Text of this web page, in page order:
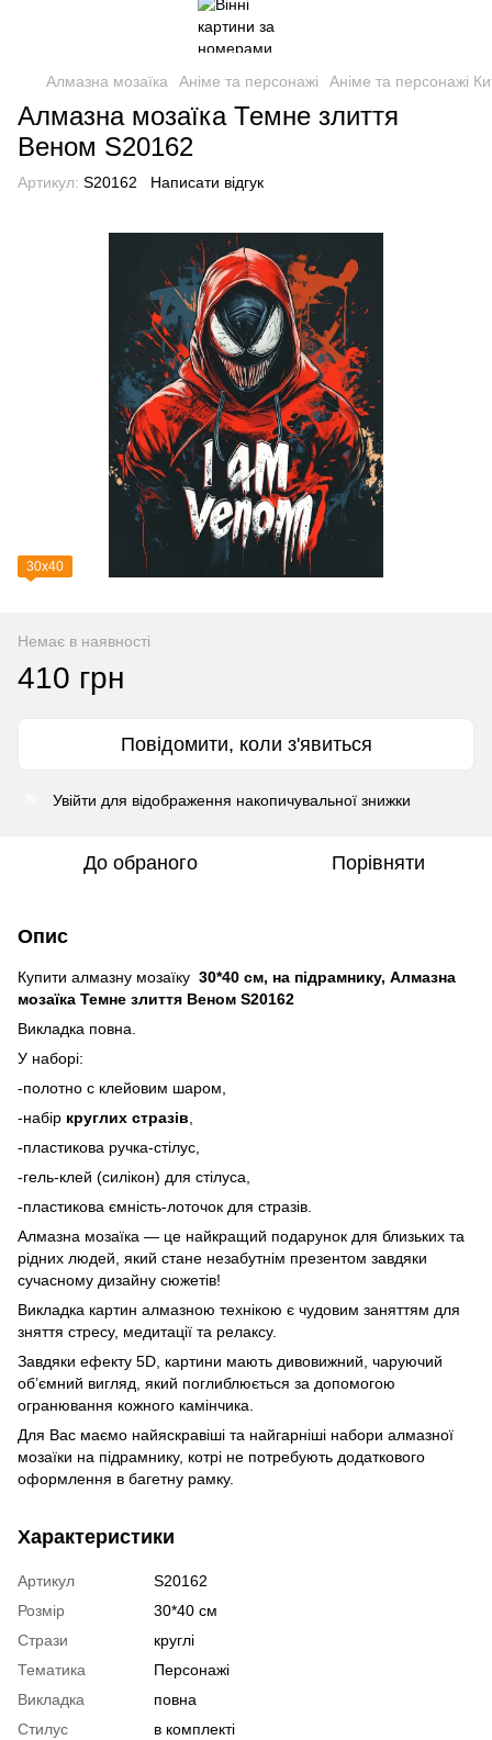
Алмазна мозаїка Аніме та персонажі Аніме та персонажі
Алмазна мозаїка Темне злиття
Веном S20162
Артикул: S20162 Написати відгук
30х40
Немає в наявності
410 грн
Повідомити, коли з'явиться
Увійти для відображення накопичувальної знижки
До обраного Порівняти
Опис
Купити алмазну мозаїку 30*40 см, на підрамнику, Алмазна
мозаїка Темне злиття Веном S20162
Викладка повна.
У наборі:
-полотно с клейовим шаром,
-набір круглих стразів
-пластикова ручка-стілус,
-гель-клей (силікон) для стілуса,
-пластикова ємність-лоточок для стразів.
Алмазна мозаїка — це найкращий подарунок для близьких та
рідних людей, який стане незабутнім презентом завдяки
сучасному дизайну сюжетів!
Викладка картин алмазною технікою є чудовим заняттям для
зняття стресу, медитації та релаксу.
Завдяки ефекту 5D, картини мають дивовижний, чаруючий
об’ємний вигляд, який поглиблюється за допомогою
огранювання кожного камінчика.
Для Вас маємо найяскравіші та найгарніші набори алмазної
мозаїки на підрамнику, котрі не потребують додаткового
оформлення в багетну рамку.
Характеристики
Артикул
S20162
Розмір
30*40 см
Стрази
круглі
Тематика
Персонажі
Викладка
повна
Стилус
в комплекті